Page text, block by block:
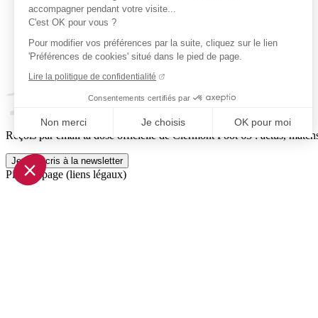
accompagner pendant votre visite...
C'est OK pour vous ?
Pour modifier vos préférences par la suite, cliquez sur le lien
'Préférences de cookies' situé dans le pied de page.
Lire la politique de confidentialité
Consentements certifiés par
Non merci Je choisis OK pour moi
Axeptio consent
Plateforme de Gestion du Consentement : Personnalisez vos
Notre plateforme vous permet d'adapter et de gérer vos
Reçois par email ta dose officielle de Clermont Foot 63 : actus,
Je m'inscris à la newsletter
Pied de page (liens légaux)